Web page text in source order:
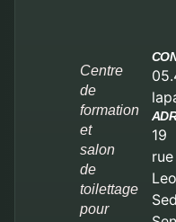
Centre
de
formation
et
salon
de
toilettage
pour
19
rue